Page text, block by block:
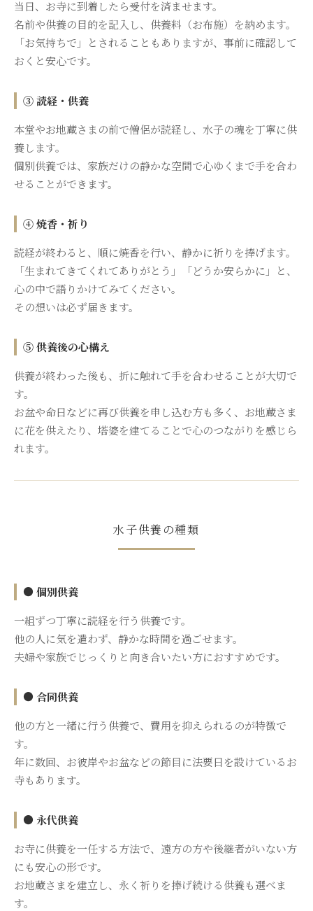
当日、お寺に到着したら受付を済ませます。
名前や供養の目的を記入し、供養料（お布施）を納めます。
「お気持ちで」とされることもありますが、事前に確認して
おくと安心です。
③ 読経・供養
本堂やお地蔵さまの前で僧侶が読経し、水子の魂を丁寧に供
養します。
個別供養では、家族だけの静かな空間で心ゆくまで手を合わ
せることができます。
④ 焼香・祈り
読経が終わると、順に焼香を行い、静かに祈りを捧げます。
「生まれてきてくれてありがとう」「どうか安らかに」と、
心の中で語りかけてみてください。
その想いは必ず届きます。
⑤ 供養後の心構え
供養が終わった後も、折に触れて手を合わせることが大切で
す。
お盆や命日などに再び供養を申し込む方も多く、お地蔵さま
に花を供えたり、塔婆を建てることで心のつながりを感じら
れます。
水子供養の種類
● 個別供養
一組ずつ丁寧に読経を行う供養です。
他の人に気を遣わず、静かな時間を過ごせます。
夫婦や家族でじっくりと向き合いたい方におすすめです。
● 合同供養
他の方と一緒に行う供養で、費用を抑えられるのが特徴で
す。
年に数回、お彼岸やお盆などの節目に法要日を設けているお
寺もあります。
● 永代供養
お寺に供養を一任する方法で、遠方の方や後継者がいない方
にも安心の形です。
お地蔵さまを建立し、永く祈りを捧げ続ける供養も選べま
す。